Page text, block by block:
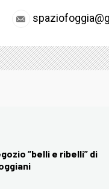
“belli e ribelli” di